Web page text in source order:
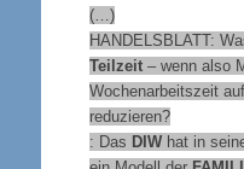
(…)
HANDELSBLATT:
Teilzeit– wenn also
Wochenarbeitszeit
reduzieren?
: Das DIWhat in